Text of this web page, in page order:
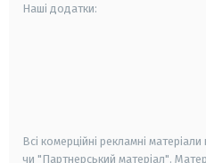
Наші додатки:
Всі комерційні рекламні
чи "Партнерський матеріал".